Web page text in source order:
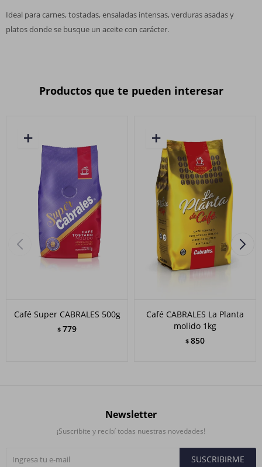
Ideal para carnes, tostadas, ensaladas intensas, verduras asadas y
platos donde se busque un aceite con carácter.
Productos que te pueden interesar
Café Super CABRALES 500g
$ 779
Café CABRALES La Planta
molido 1kg
$ 850
Newsletter
¡Suscribite y recibí todas nuestras novedades!
SUSCRIBIRME